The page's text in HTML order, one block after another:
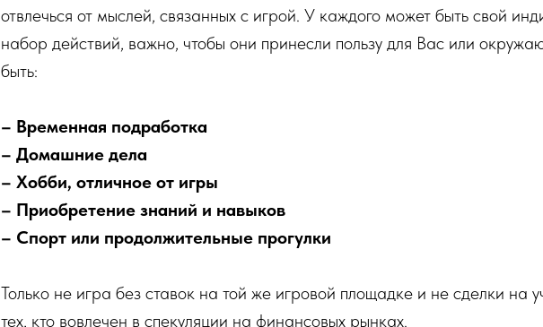
отвлечься от мыслей, связанных с игрой. У каждого может быть свой
набор действий, важно, чтобы они принесли пользу для Вас или
быть:
– Временная подработка
– Домашние дела
– Хобби, отличное от игры
– Приобретение знаний и навыков
– Спорт или продолжительные прогулки
Только не игра без ставок на той же игровой площадке и не сделки на
тех, кто вовлечен в спекуляции на финансовых рынках.